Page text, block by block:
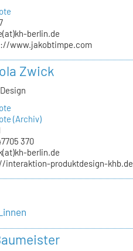
berlin.de
www.jakobtimpe.com
Zwick
(Archiv)
370
berlin.de
interaktion-produktdesign-khb.de